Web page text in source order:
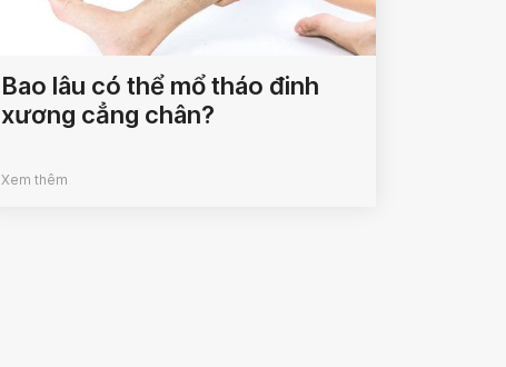
Bao lâu có thể mổ tháo đinh
xương cẳng chân?
Xem thêm